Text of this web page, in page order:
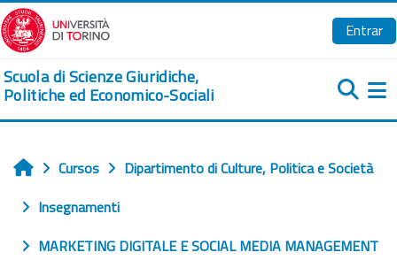
Salta al contenido principal
Entrar
Scuola di Scienze Giuridiche,
Politiche ed Economico-Sociali
Inicio
Cursos
Dipartimento di Culture, Politica e Società
Insegnamenti
MARKETING DIGITALE E SOCIAL MEDIA MANAGEMENT